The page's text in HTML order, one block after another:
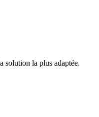
solution la plus adaptée.